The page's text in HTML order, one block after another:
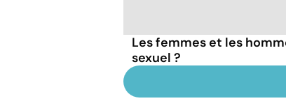
Les femmes et les
sexuel ?